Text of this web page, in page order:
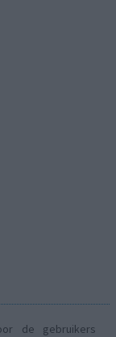
de gebruikers